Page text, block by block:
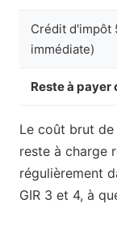
Crédit d'impôt
immédiate)
Reste à payer
Le coût brut
reste à charge
régulièrement
GIR 3 et 4, à